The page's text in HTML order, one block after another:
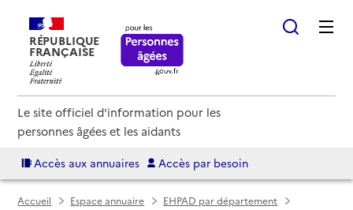
RÉPUBLIQUE
FRANÇAISE
Le site officiel d'information pour les
personnes âgées et les aidants
Accès aux annuaires Accès par besoin
Accueil Espace annuaire
EHPAD par département